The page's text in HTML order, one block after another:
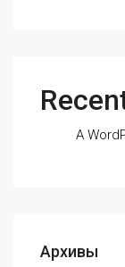
A
Архивы